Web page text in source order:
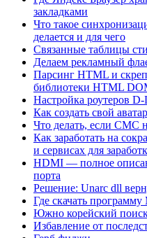
закладками
Что такое
делается и для чего
Связанные таблицы
Делаем рекламный
Парсинг HTML и
библиотеки HTML
Настройка роутеров
Как создать свой
Что делать, если СМС
Как заработать на
и сервисах для
HDMI — полное
порта
Решение: Unarc dll
Где скачать программу
Южно корейский
Избавление от